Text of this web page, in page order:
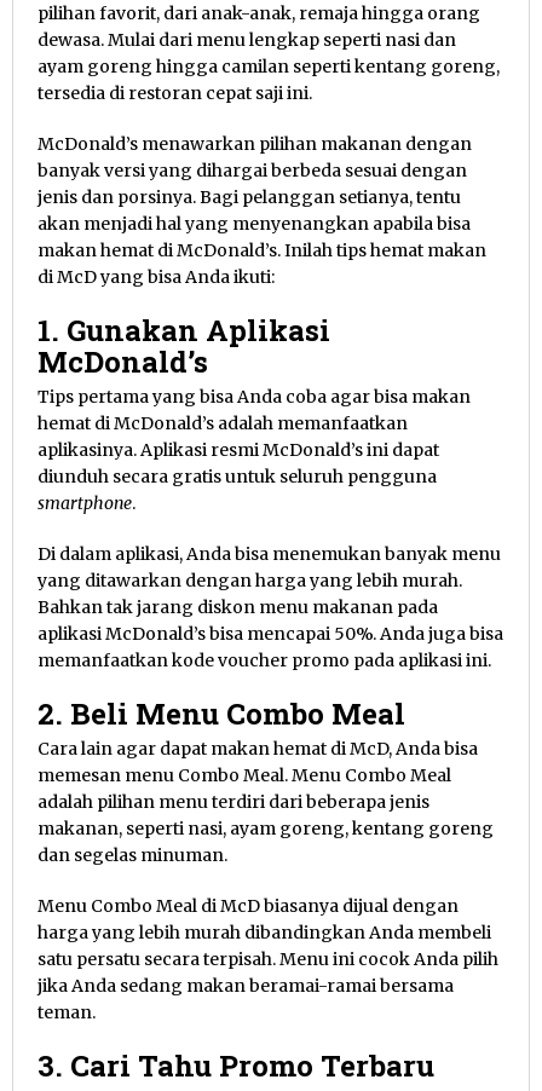
pilihan favorit, dari anak-anak, remaja hingga orang
dewasa. Mulai dari menu lengkap seperti nasi dan
ayam goreng hingga camilan seperti kentang goreng,
tersedia di restoran cepat saji ini.
McDonald’s menawarkan pilihan makanan dengan
banyak versi yang dihargai berbeda sesuai dengan
jenis dan porsinya. Bagi pelanggan setianya, tentu
akan menjadi hal yang menyenangkan apabila bisa
makan hemat di McDonald’s. Inilah tips hemat makan
di McD yang bisa Anda ikuti:
1. Gunakan Aplikasi
McDonald’s
Tips pertama yang bisa Anda coba agar bisa makan
hemat di McDonald’s adalah memanfaatkan
aplikasinya. Aplikasi resmi McDonald’s ini dapat
diunduh secara gratis untuk seluruh pengguna
smartphone.
Di dalam aplikasi, Anda bisa menemukan banyak menu
yang ditawarkan dengan harga yang lebih murah.
Bahkan tak jarang diskon menu makanan pada
aplikasi McDonald’s bisa mencapai 50%. Anda juga bisa
memanfaatkan kode voucher promo pada aplikasi ini.
2. Beli Menu Combo Meal
Cara lain agar dapat makan hemat di McD, Anda bisa
memesan menu Combo Meal. Menu Combo Meal
adalah pilihan menu terdiri dari beberapa jenis
makanan, seperti nasi, ayam goreng, kentang goreng
dan segelas minuman.
Menu Combo Meal di McD biasanya dijual dengan
harga yang lebih murah dibandingkan Anda membeli
satu persatu secara terpisah. Menu ini cocok Anda pilih
jika Anda sedang makan beramai-ramai bersama
teman.
3. Cari Tahu Promo Terbaru